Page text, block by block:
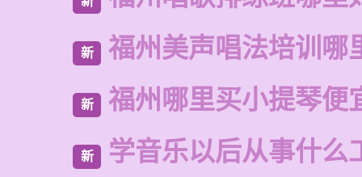
新 福州美声唱法培训哪
新 福州哪里买小提琴便
新 学音乐以后从事什么